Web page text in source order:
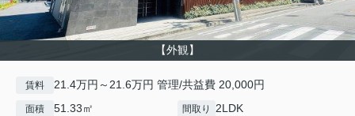
【外観】
賃料 21.4万円～21.6万円 管理/共益費 20,000円
面積 51.33㎡ 間取り 2LDK